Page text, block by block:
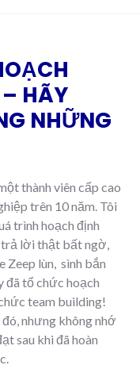
HÃY
NHỮNG
thành viên cấp cao
trên 10 năm. Tôi
trình hoạch định
trả lời thật bất ngờ,
Zeep lùn, sình bắn
đã tổ chức hoạch
team building!
nhưng không nhớ
sau khi đã hoàn